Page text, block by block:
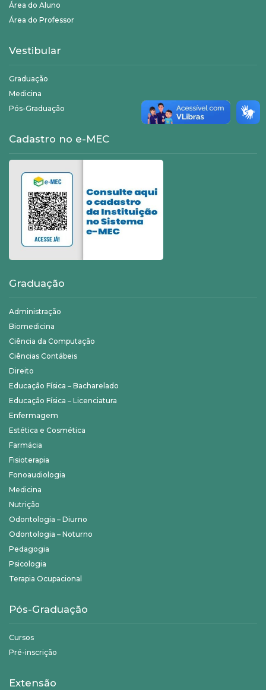
Área do Aluno
Área do Professor
Vestibular
Graduação
Medicina
Pós-Graduação
Cadastro no e-MEC
Graduação
Administração
Biomedicina
Ciência da Computação
Ciências Contábeis
Direito
Educação Física – Bacharelado
Educação Física – Licenciatura
Enfermagem
Estética e Cosmética
Farmácia
Fisioterapia
Fonoaudiologia
Medicina
Nutrição
Odontologia – Diurno
Odontologia – Noturno
Pedagogia
Psicologia
Terapia Ocupacional
Pós-Graduação
Cursos
Pré-inscrição
Extensão